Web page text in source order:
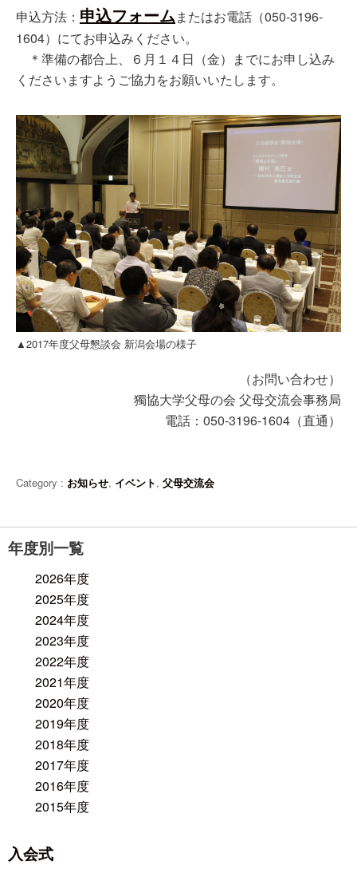
申込方法： 申込フォームまたはお電話（050-3196-
1604）にてお申込みください。
＊準備の都合上、６月１４日（金）までにお申し込み
くださいますようご協力をお願いいたします。
▲2017年度父母懇談会 新潟会場の様子
（お問い合わせ）
獨協大学父母の会 父母交流会事務局
電話：050-3196-1604（直通）
Category : お知らせ, イベント, 父母交流会
年度別一覧
2026年度
2025年度
2024年度
2023年度
2022年度
2021年度
2020年度
2019年度
2018年度
2017年度
2016年度
2015年度
入会式